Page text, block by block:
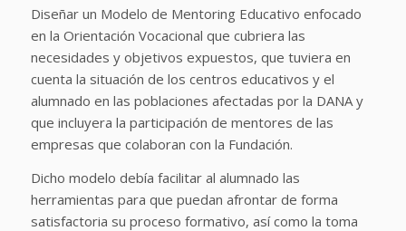
Diseñar un Modelo de Mentoring Educativo enfocado
en la Orientación Vocacional que cubriera las
necesidades y objetivos expuestos, que tuviera en
cuenta la situación de los centros educativos y el
alumnado en las poblaciones afectadas por la DANA y
que incluyera la participación de mentores de las
empresas que colaboran con la Fundación.
Dicho modelo debía facilitar al alumnado las
herramientas para que puedan afrontar de forma
satisfactoria su proceso formativo, así como la toma